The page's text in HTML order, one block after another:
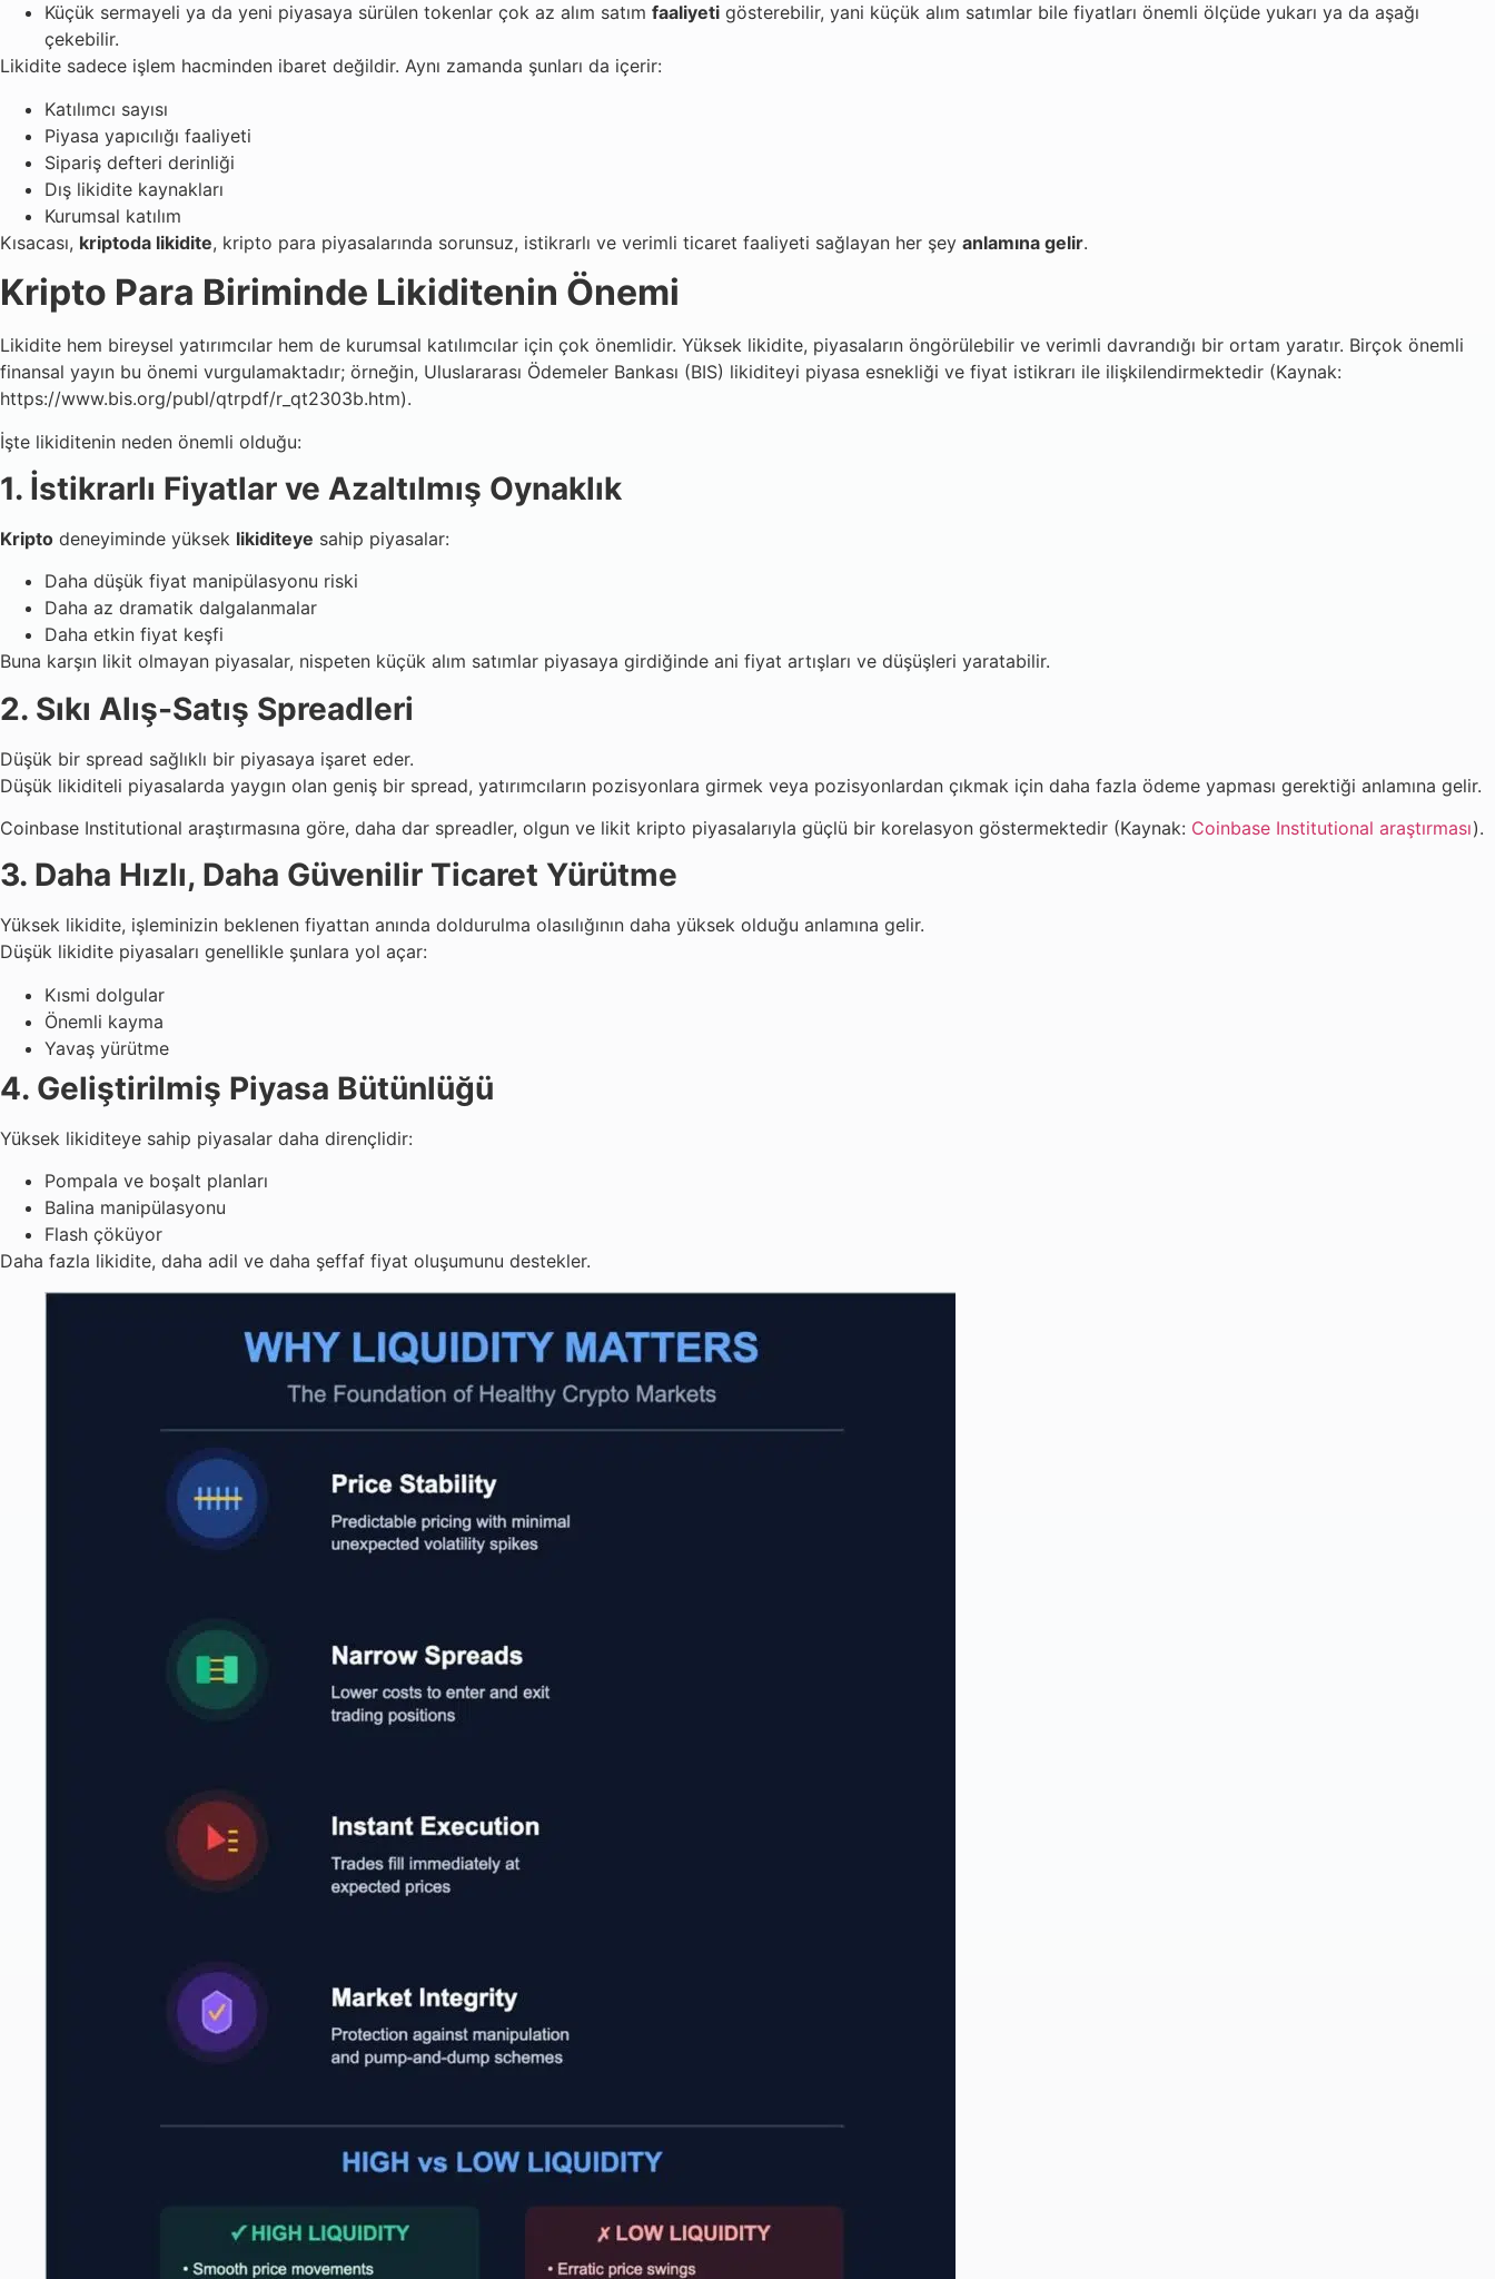
Küçük sermayeli ya da yeni piyasaya sürülen tokenlar çok az alım satım faaliyeti gösterebilir, yani küçük alım satımlar bile fiyatları önemli ölçüde yukarı ya da aşağı
çekebilir.
Likidite sadece işlem hacminden ibaret değildir. Aynı zamanda şunları da içerir:
Katılımcı sayısı
Piyasa yapıcılığı faaliyeti
Sipariş defteri derinliği
Dış likidite kaynakları
Kurumsal katılım
Kısacası, kriptoda likidite, kripto para piyasalarında sorunsuz, istikrarlı ve verimli ticaret faaliyeti sağlayan her şey anlamına gelir.
Kripto Para Biriminde Likiditenin Önemi
Likidite hem bireysel yatırımcılar hem de kurumsal katılımcılar için çok önemlidir. Yüksek likidite, piyasaların öngörülebilir ve verimli davrandığı bir ortam yaratır. Birçok önemli
finansal yayın bu önemi vurgulamaktadır; örneğin, Uluslararası Ödemeler Bankası (BIS) likiditeyi piyasa esnekliği ve fiyat istikrarı ile ilişkilendirmektedir (Kaynak:
https://www.bis.org/publ/qtrpdf/r_qt2303b.htm).
İşte likiditenin neden önemli olduğu:
1. İstikrarlı Fiyatlar ve Azaltılmış Oynaklık
Kripto deneyiminde yüksek likiditeye sahip piyasalar:
Daha düşük fiyat manipülasyonu riski
Daha az dramatik dalgalanmalar
Daha etkin fiyat keşfi
Buna karşın likit olmayan piyasalar, nispeten küçük alım satımlar piyasaya girdiğinde ani fiyat artışları ve düşüşleri yaratabilir.
2. Sıkı Alış-Satış Spreadleri
Düşük bir spread sağlıklı bir piyasaya işaret eder.
Düşük likiditeli piyasalarda yaygın olan geniş bir spread, yatırımcıların pozisyonlara girmek veya pozisyonlardan çıkmak için daha fazla ödeme yapması gerektiği anlamına gelir.
Coinbase Institutional araştırmasına göre, daha dar spreadler, olgun ve likit kripto piyasalarıyla güçlü bir korelasyon göstermektedir (Kaynak: Coinbase Institutional araştırması).
3. Daha Hızlı, Daha Güvenilir Ticaret Yürütme
Yüksek likidite, işleminizin beklenen fiyattan anında doldurulma olasılığının daha yüksek olduğu anlamına gelir.
Düşük likidite piyasaları genellikle şunlara yol açar:
Kısmi dolgular
Önemli kayma
Yavaş yürütme
4. Geliştirilmiş Piyasa Bütünlüğü
Yüksek likiditeye sahip piyasalar daha dirençlidir:
Pompala ve boşalt planları
Balina manipülasyonu
Flash çöküyor
Daha fazla likidite, daha adil ve daha şeffaf fiyat oluşumunu destekler.